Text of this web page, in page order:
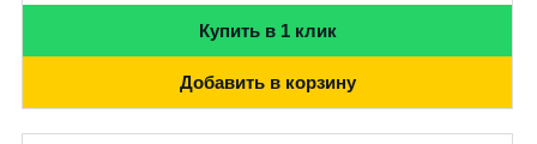
Купить в 1 клик
Добавить в корзину